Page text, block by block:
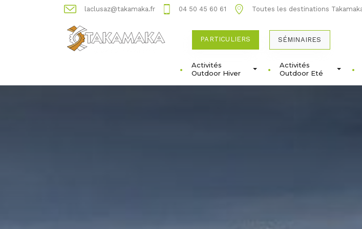
laclusaz@takamaka.fr 04 50 45 60 61 Toutes les destinations
PARTICULIERS SÉMINAIRES
Activités
Outdoor Hiver
Activités
Outdoor Eté